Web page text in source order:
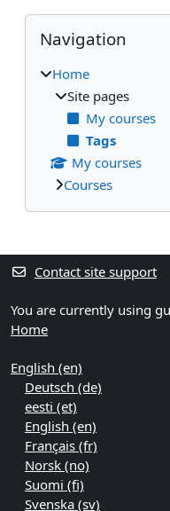
Blocks
Skip Navigation
Navigation
Home
Site pages
My courses
Tags
My courses
Courses
Contact site support
You are currently using
Home
English ‎(en)‎
Deutsch ‎(de)‎
eesti ‎(et)‎
English ‎(en)‎
Français ‎(fr)‎
Norsk ‎(no)‎
Suomi ‎(fi)‎
Svenska ‎(sv)‎